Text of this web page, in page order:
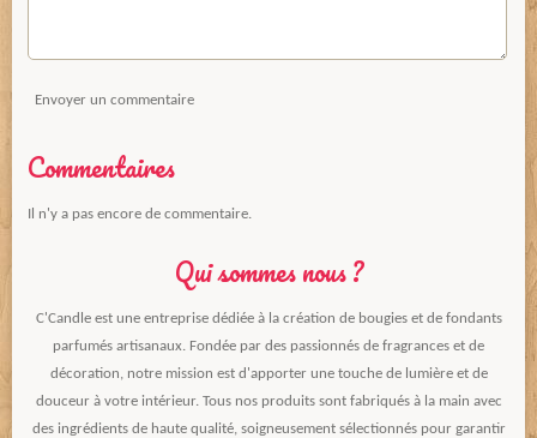
Envoyer un commentaire
Commentaires
Il n'y a pas encore de commentaire.
Qui sommes nous ?
C'Candle est une entreprise dédiée à la création de bougies et de fondants
parfumés artisanaux. Fondée par des passionnés de fragrances et de
décoration, notre mission est d'apporter une touche de lumière et de
douceur à votre intérieur. Tous nos produits sont fabriqués à la main avec
des ingrédients de haute qualité, soigneusement sélectionnés pour garantir